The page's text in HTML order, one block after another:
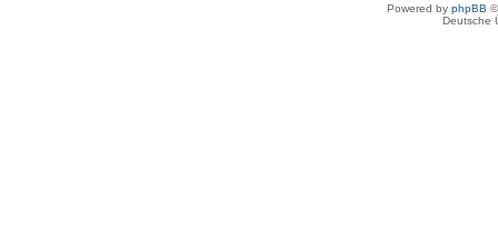
Powered by phpBB
Deutsche